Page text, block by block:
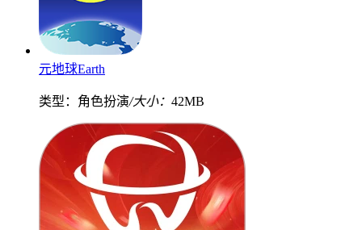
元地球Earth
类型：角色扮演/大小： 42MB